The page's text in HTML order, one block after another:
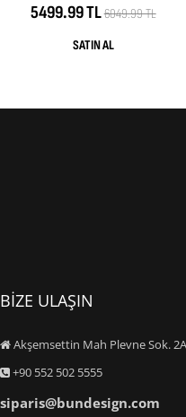
5499.99 TL6049.99 TL
BİZE ULAŞIN
Akşemsettin Mah Plevne Sok.
+90 552 502 5555
siparis@bundesign.com